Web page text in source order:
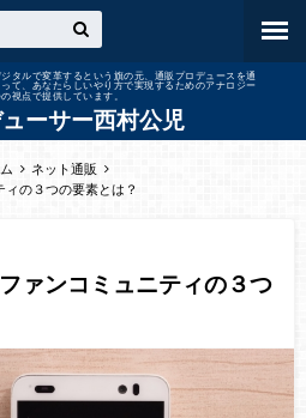
タルで変革するという旗の元、通販プロデュースを通
て、あなたらしいやり方で実現するためのアナロジー
視点で提供しています。
ーサー西村公児
ネット通販
の３つの要素とは？
ァンコミュニティの３つ